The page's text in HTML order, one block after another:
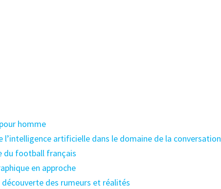
homme
l’intelligence artificielle dans le domaine de la conversation
du football français
en approche
des rumeurs et réalités